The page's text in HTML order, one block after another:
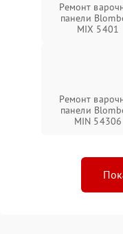
Ремонт
панели
MIX 5401
Ремонт
панели
MIN 54306